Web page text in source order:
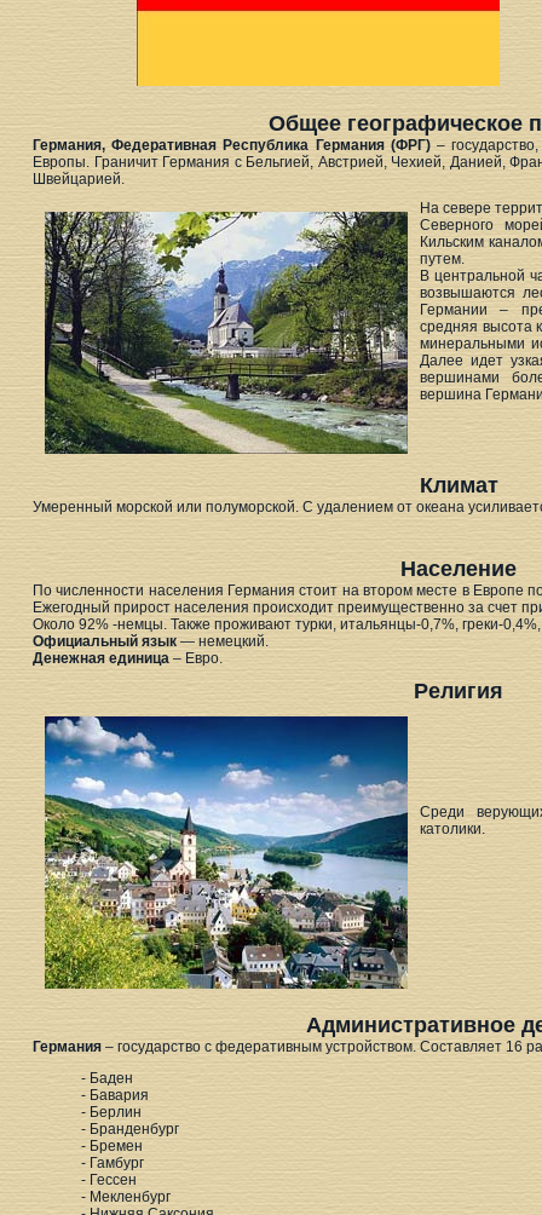
Общее географическое
Германия, Федеративная Республика Германия (ФРГ)–
Европы. Граничит Германия с Бельгией, Австрией, Чехией, Данией,
Швейцарией.
На севере
Северного
Кильским
путем.
В центральной
возвышаются
Германии –
средняя высота
минеральными
Далее идет
вершинами
вершина
Климат
Умеренный морской или полуморской. С удалением от океана
Население
По численности населения Германия стоит на втором месте в Европе
Ежегодный прирост населения происходит преимущественно за счет
Около 92% -немцы. Также проживают турки, итальянцы-0,7%, греки-
Официальный язык — немецкий.
Денежная единица – Евро.
Религия
Среди
католики.
Административное
Германия – государство с федеративным устройством. Составляет 16
- Баден
- Бавария
- Берлин
- Бранденбург
- Бремен
- Гамбург
- Гессен
- Мекленбург